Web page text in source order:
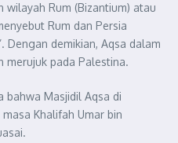
wilayah Rum (Bizantium) atau
Rum dan Persia
Dengan demikian, Aqsa dalam
merujuk pada Palestina.
Masjidil Aqsa di
Khalifah Umar bin